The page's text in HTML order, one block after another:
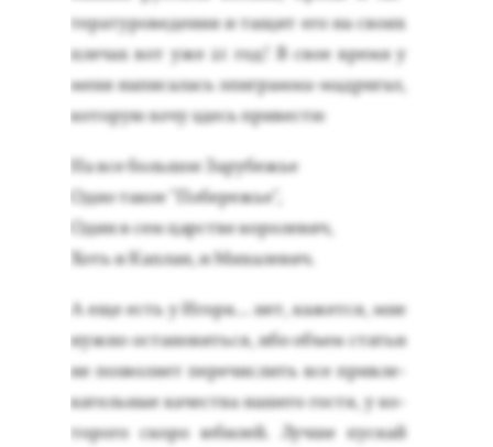
тера­туро­веде­ния и та­щит его на сво­их
пле­чах вот уже 21 год! В свое вре­мя у
ме­ня на­писа­лась эпиг­рамма-мад­ри­гал,
ко­торую хо­чу здесь при­вес­ти:
На все боль­шое За­рубежье
Од­но та­кое "По­бережье",
Один в сем царс­тве ко­роле­вич,
Хоть и Кап­лан, и Ми­хале­вич.
А еще есть у Иго­ря... нет, ка­жет­ся, мне
нуж­но ос­та­новить­ся, ибо объ­ем статьи
не поз­во­ля­ет пе­речис­лить все прив­ле­
катель­ные ка­чес­тва на­шего гос­тя, у ко­
торо­го ско­ро юби­лей. Луч­ше пус­кай